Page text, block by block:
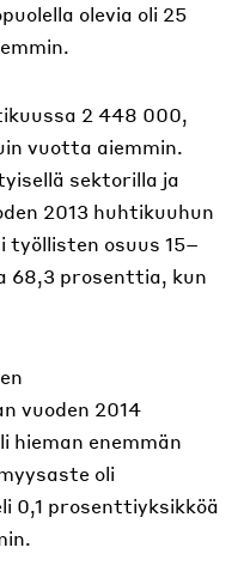
olevia oli 25
2 448 000,
vuotta aiemmin.
sektorilla ja
2013 huhtikuuhun
osuus 15–
68,3 prosenttia, kun
vuoden 2014
hieman enemmän
oli
0,1 prosenttiyksikköä